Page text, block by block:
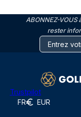
ABONNEZ-VOUS
rester
Trustpilot
FR EUR